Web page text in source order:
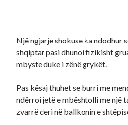
Një ngjarje shokuse ka ndodhur
shqiptar pasi dhunoi fizikisht
mbyste duke i zënë grykët.
Pas kësaj thuhet se burri me
ndërroi jetë e mbështolli me një
zvarrë deri në ballkonin e